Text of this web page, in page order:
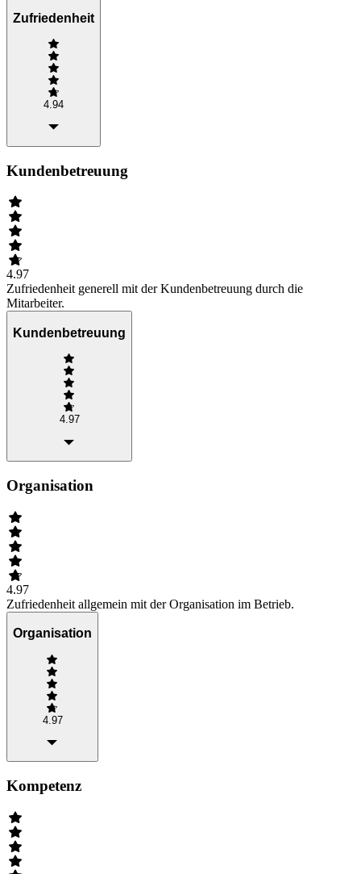
Zufriedenheit
4.94
Kundenbetreuung
4.97
Zufriedenheit generell mit der Kundenbetreuung durch die
Mitarbeiter.
Kundenbetreuung
4.97
Organisation
4.97
Zufriedenheit allgemein mit der Organisation im Betrieb.
Organisation
4.97
Kompetenz